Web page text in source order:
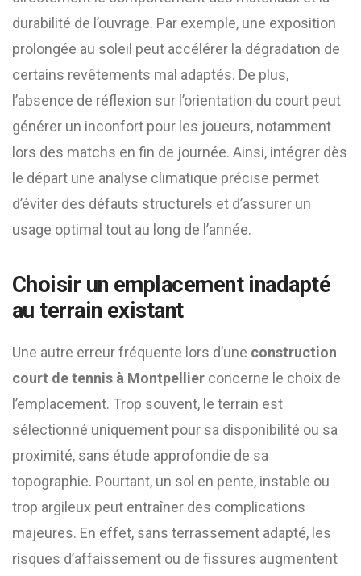
durabilité de l’ouvrage. Par exemple, une exposition
prolongée au soleil peut accélérer la dégradation de
certains revêtements mal adaptés. De plus,
l’absence de réflexion sur l’orientation du court peut
générer un inconfort pour les joueurs, notamment
lors des matchs en fin de journée. Ainsi, intégrer dès
le départ une analyse climatique précise permet
d’éviter des défauts structurels et d’assurer un
usage optimal tout au long de l’année.
Choisir un emplacement inadapté
au terrain existant
Une autre erreur fréquente lors d’une construction
court de tennis à Montpellier concerne le choix de
l’emplacement. Trop souvent, le terrain est
sélectionné uniquement pour sa disponibilité ou sa
proximité, sans étude approfondie de sa
topographie. Pourtant, un sol en pente, instable ou
trop argileux peut entraîner des complications
majeures. En effet, sans terrassement adapté, les
risques d’affaissement ou de fissures augmentent